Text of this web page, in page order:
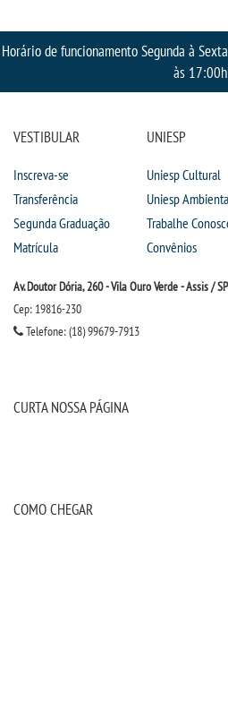
LOGIN
PORTAL DE ALUNOS
PORTAL DE PROFESSORES/ACADÊMICO
CONTATO
IMPRENSA
Horário de funcionamento Segunda à
às 17:00h
VESTIBULAR
Inscreva-se
Transferência
Segunda Graduação
Matrícula
UNIESP
Uniesp Cultural
Uniesp
Trabalhe
Convênios
Av. Doutor Dória, 260 - Vila Ouro Verde - Assis / SP
Cep: 19816-230
Telefone: (18) 99679-7913
CURTA NOSSA PÁGINA
COMO CHEGAR